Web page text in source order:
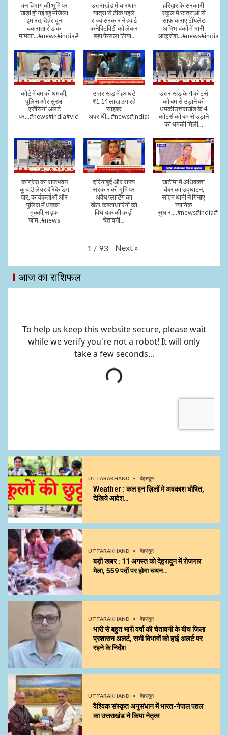
वन विभाग की भूमि पर
खड़ी हो गई बहु मंजिला
इमारत, देहरादून
चकराता रोड का
मामला...#news#india#video
उत्तराखंड में चारधाम
यात्रा से ठीक पहले
राज्य सरकार ने हवाई
कनेक्टिविटी को लेकर
बड़ा फैसला लिया..
हरिद्वार के सरकारी
स्कूल में छात्राओं से
साफ कराए टॉयलेट
अभिभावकों में भारी
आक्रोश...#news#india
कोर्ट में बम की धमकी,
पुलिस और सुरक्षा
एजेंसियां अलर्ट
पर...#news#india#video#viral
उत्तराखंड में हर घंटे
₹1.14 लाख ठग रहे
साइबर
अपराधी...#news#india#video#viral
उत्तराखंड के 4 कोर्ट्स
को बम से उड़ाने की
धमकीउत्तराखंड के 4
कोर्ट्स को बम से उड़ाने
की धमकी मिली...
कांग्रेस का राजभवन
कूच:3 लेयर बैरिकेडिंग
पार, कार्यकर्ताओं और
पुलिस में धक्का-
मुक्की,सड़क
जाम..#news
दरियाबुर्द और राज्य
सरकार की भूमि पर
अवैध प्लाटिंग का
खेल,कब्जाधारियों को
विधायक की कड़ी
चेतावनी...
खटीमा में अधिवक्ता
चैंबर का उद्घाटन,
सीएम धामी ने गिनाए
न्यायिक
1 / 93 Next »
आज का राशिफल
UTTARAKHAND देहरादून
Weather : कल इन ज़िलों मे अवकाश घोषित,
देखिये आदेश…
UTTARAKHAND देहरादून
बड़ी खबर : 11 अगस्त को देहरादून में रोजगार
मेला, 559 पदों पर होगा चयन…
UTTARAKHAND देहरादून
भारी से बहुत भारी वर्षा की चेतावनी के बीच जिला
प्रशासन अलर्ट, सभी विभागों को हाई अलर्ट पर
रहने के निर्देश
UTTARAKHAND देहरादून
वैश्विक संस्कृत अनुसंधान में भारत-नेपाल पहल
का उत्तराखंड ने किया नेतृत्व